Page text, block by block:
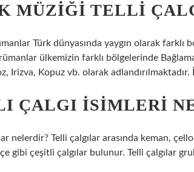
MÜZIĞI TELLI
Türk dünyasında yaygın olarak farklı
ülkemizin farklı bölgelerinde
Irizva, Kopuz vb. olarak
ÇALGI ISIMLERI
nelerdir? Telli çalgılar arasında keman,
gibi çeşitli çalgılar bulunur. Telli çalgılar